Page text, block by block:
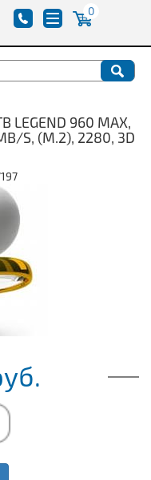
0
LEGEND 960 MAX,
S, (M.2), 2280, 3D